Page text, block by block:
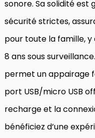
sonore. Sa solidité est
sécurité strictes,
pour toute la famille,
8 ans sous
permet un appairage
port USB/micro USB
recharge et la
bénéficiez d’une